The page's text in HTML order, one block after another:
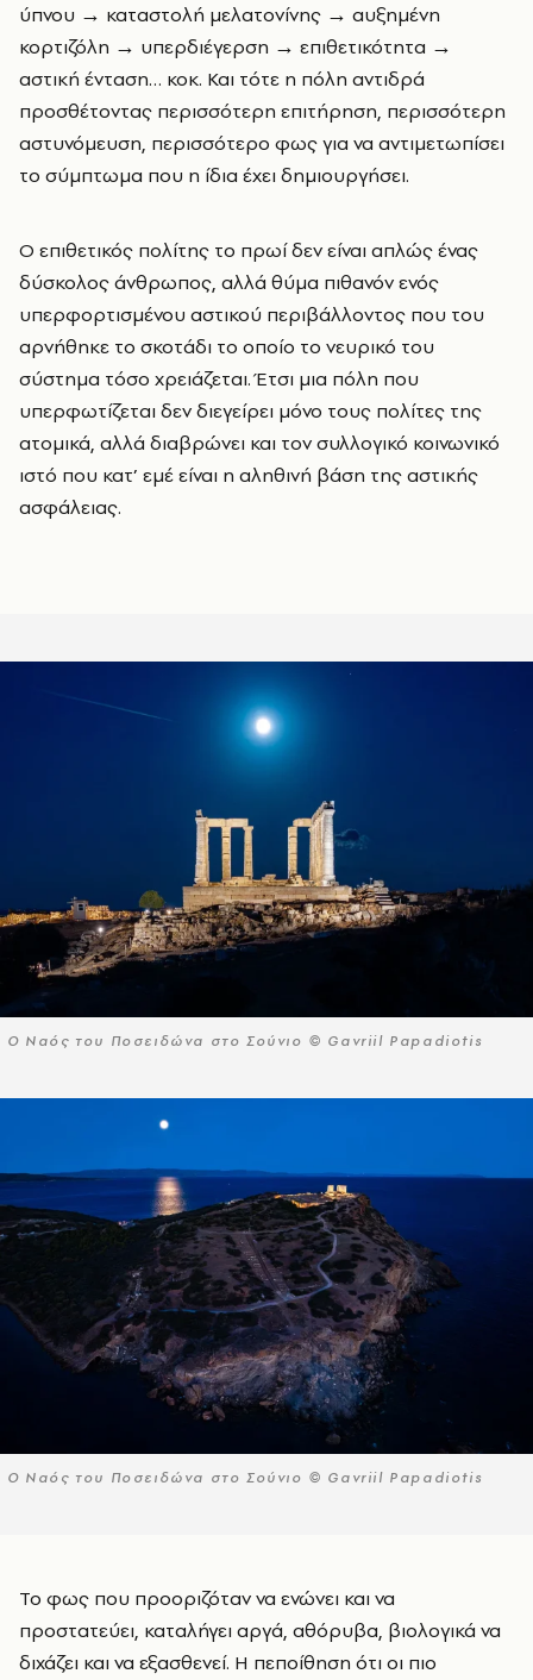
ύπνου → καταστολή μελατονίνης → αυξημένη
κορτιζόλη → υπερδιέγερση → επιθετικότητα →
αστική ένταση… κοκ. Και τότε η πόλη αντιδρά
προσθέτοντας περισσότερη επιτήρηση, περισσότερη
αστυνόμευση, περισσότερο φως για να αντιμετωπίσει
το σύμπτωμα που η ίδια έχει δημιουργήσει.
Ο επιθετικός πολίτης το πρωί δεν είναι απλώς ένας
δύσκολος άνθρωπος, αλλά θύμα πιθανόν ενός
υπερφορτισμένου αστικού περιβάλλοντος που του
αρνήθηκε το σκοτάδι το οποίο το νευρικό του
σύστημα τόσο χρειάζεται. Έτσι μια πόλη που
υπερφωτίζεται δεν διεγείρει μόνο τους πολίτες της
ατομικά, αλλά διαβρώνει και τον συλλογικό κοινωνικό
ιστό που κατ’ εμέ είναι η αληθινή βάση της αστικής
ασφάλειας.
Ο Ναός του Ποσειδώνα στο Σούνιο © Gavriil Papadiotis
Ο Ναός του Ποσειδώνα στο Σούνιο © Gavriil Papadiotis
Το φως που προοριζόταν να ενώνει και να
προστατεύει, καταλήγει αργά, αθόρυβα, βιολογικά να
διχάζει και να εξασθενεί. Η πεποίθηση ότι οι πιο